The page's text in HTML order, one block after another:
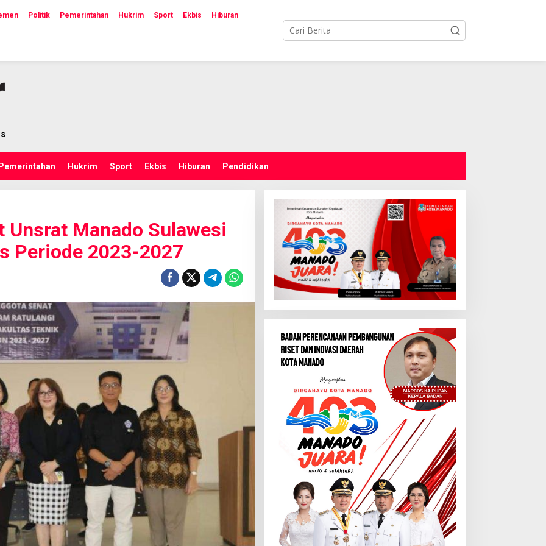
Politik Pemerintahan Hukrim Sport Ekbis Hiburan
Pemerintahan Hukrim Sport Ekbis Hiburan Pendidikan
Unsrat Manado Sulawesi
Periode 2023-2027